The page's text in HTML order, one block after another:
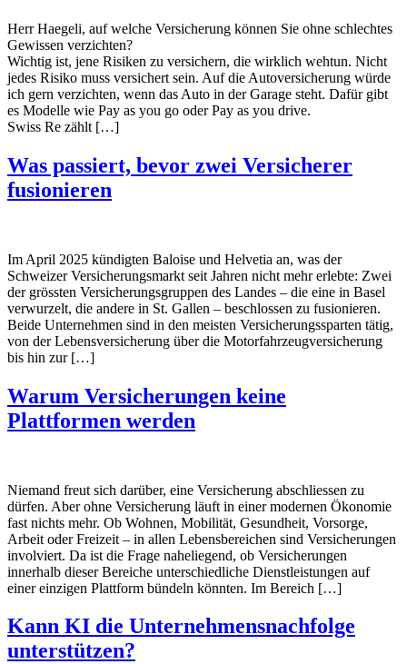
Herr Haegeli, auf welche Versicherung können Sie ohne schlechtes
Gewissen verzichten?
Wichtig ist, jene Risiken zu versichern, die wirklich wehtun. Nicht
jedes Risiko muss versichert sein. Auf die Autoversicherung würde
ich gern verzichten, wenn das Auto in der Garage steht. Dafür gibt
es Modelle wie Pay as you go oder Pay as you drive.
Swiss Re zählt […]
Was passiert, bevor zwei Versicherer
fusionieren
Im April 2025 kündigten Baloise und Helvetia an, was der
Schweizer Versicherungsmarkt seit Jahren nicht mehr erlebte: Zwei
der grössten Versicherungsgruppen des Landes – die eine in Basel
verwurzelt, die andere in St. Gallen – beschlossen zu fusionieren.
Beide Unternehmen sind in den meisten Versicherungssparten tätig,
von der Lebensversicherung über die Motorfahrzeugversicherung
bis hin zur […]
Warum Versicherungen keine
Plattformen werden
Niemand freut sich darüber, eine Versicherung abschliessen zu
dürfen. Aber ohne Versicherung läuft in einer modernen Ökonomie
fast nichts mehr. Ob Wohnen, Mobilität, Gesundheit, Vorsorge,
Arbeit oder Freizeit – in allen Lebensbereichen sind Versicherungen
involviert. Da ist die Frage naheliegend, ob Versicherungen
innerhalb dieser Bereiche unterschiedliche Dienstleistungen auf
einer einzigen Plattform bündeln könnten. Im Bereich […]
Kann KI die Unternehmensnachfolge
unterstützen?